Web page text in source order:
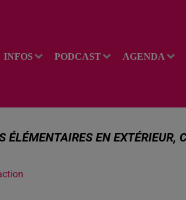
INFOS PODCAST AGENDA
EN EXTÉRIEUR,